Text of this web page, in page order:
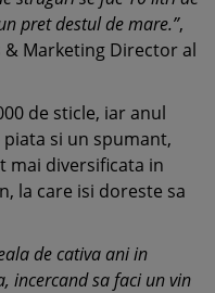
pret destul de mare.”,
& Marketing Director al
de sticle, iar anul
si un spumant,
mai diversificata in
la care isi doreste sa
de cativa ani in
incercand sa faci un vin